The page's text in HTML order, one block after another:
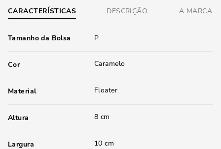
CARACTERÍSTICAS DESCRIÇÃO A MARCA
Tamanho da Bolsa P
Cor Caramelo
Material Floater
Altura 8 cm
Largura 10 cm